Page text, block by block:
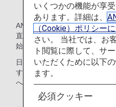
ANAグループ社員提案制度に
直空輸」（以下「産直空輸」
始しました。
日本全国のこだわりの品物を
することでANAグループとと
へ貢献していきます。
いくつかの機能が享
あります。詳細は、
（Cookie）ポリシー
さい。 当社では、お
ト閲覧に際して、サ
いただくために以下
ます。
必須クッキー